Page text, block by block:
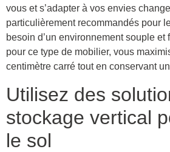
vous et s’adapter à vos envies
particulièrement recommandés pour
besoin d’un environnement souple
pour ce type de mobilier, vous
centimètre carré tout en conservant
Utilisez des
stockage vertical
le sol